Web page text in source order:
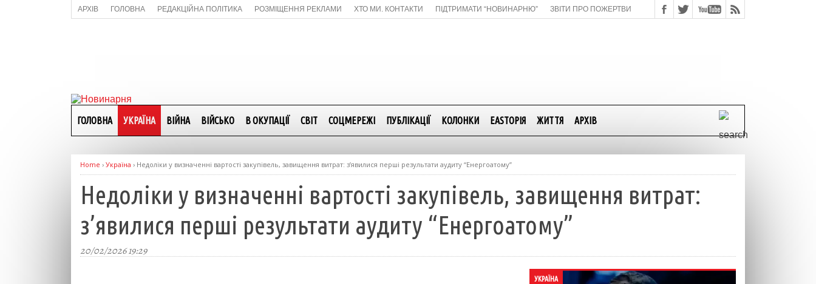
АРХІВ ГОЛОВНА РЕДАКЦІЙНА ПОЛІТИКА РОЗМІЩЕННЯ РЕКЛАМИ ХТО МИ. КОНТАКТИ ПІДТРИМАТИ “НОВИНАРНЮ” ЗВІТИ ПРО ПОЖЕРТВИ
ГОЛОВНА УКРАЇНА ВІЙНА ВІЙСЬКО В ОКУПАЦІЇ СВІТ СОЦМЕРЕЖІ ПУБЛІКАЦІЇ КОЛОНКИ EASTОРІЯ ЖИТТЯ АРХІВ
Home › Україна › Недоліки у визначенні вартості закупівель, завищення витрат: з’явилися перші результати аудиту “Енергоатому”
Недоліки у визначенні вартості закупівель, завищення витрат:
з’явилися перші результати аудиту “Енергоатому”
20/02/2026 19:29
УКРАЇНА